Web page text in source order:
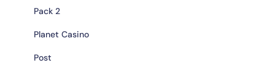
Pack 2
Planet Casino
Post